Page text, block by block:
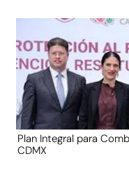
Plan Integral para
CDMX